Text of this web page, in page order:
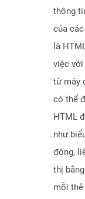
thông
của
là
việc với
từ máy
có thể
HTML
như
động,
thị
mỗi